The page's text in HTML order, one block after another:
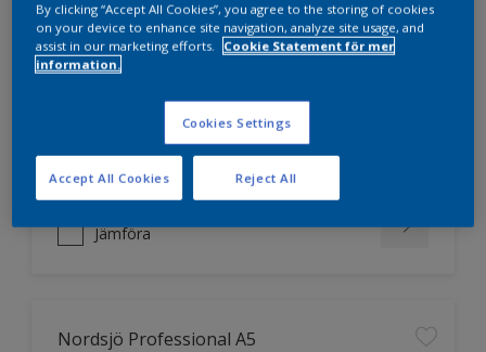
Nordsjö Professional 20
Extra hög täckförmåga
Utvecklad för proffsmålare
Jämföra
Nordsjö Professional A5
By clicking “Accept All Cookies”, you agree to the storing of cookies
on your device to enhance site navigation, analyze site usage, and
assist in our marketing efforts.
Cookie Statement för mer
information.
Cookies Settings
Reject All
Accept All Cookies